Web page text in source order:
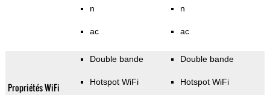
n
ac
n
ac
Propriétés WiFi
Double bande
Hotspot WiFi
Double bande
Hotspot WiFi